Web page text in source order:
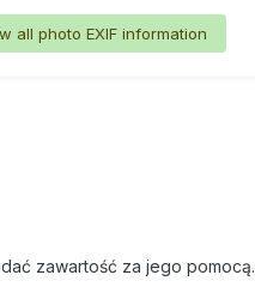
all photo EXIF information
zawartość za jego pomocą.